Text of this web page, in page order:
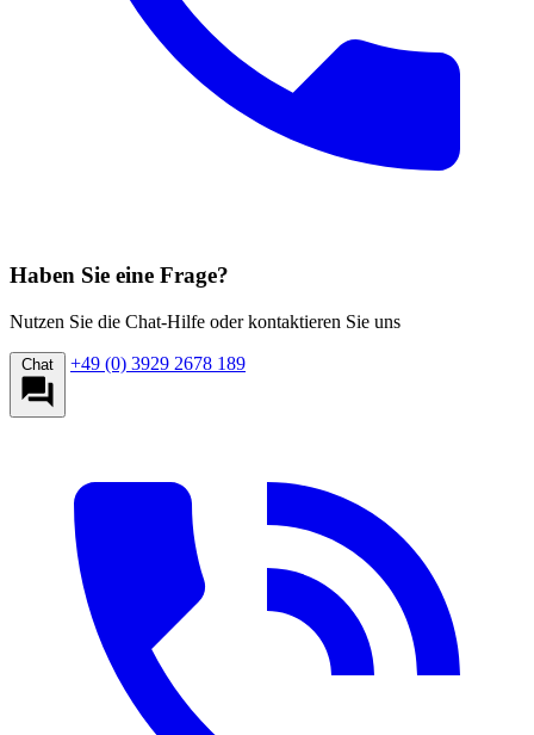
Haben Sie eine Frage?
Nutzen Sie die Chat-Hilfe oder kontaktieren Sie uns
Chat +49 (0) 3929 2678 189